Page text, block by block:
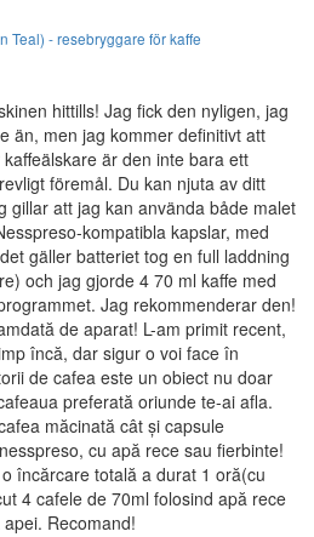
Teal) - resebryggare för kaffe
hittills! Jag fick den nyligen, jag
än, men jag kommer definitivt att
är den inte bara ett
föremål. Du kan njuta av ditt
gillar att jag kan använda både malet
kompatibla kapslar, med
gäller batteriet tog en full laddning
och jag gjorde 4 70 ml kaffe med
Jag rekommenderar den!
de aparat! L-am primit recent,
încă, dar sigur o voi face în
de cafea este un obiect nu doar
preferată oriunde te-ai afla.
măcinată cât și capsule
cu apă rece sau fierbinte!
încărcare totală a durat 1 oră(cu
4 cafele de 70ml folosind apă rece
Recomand!